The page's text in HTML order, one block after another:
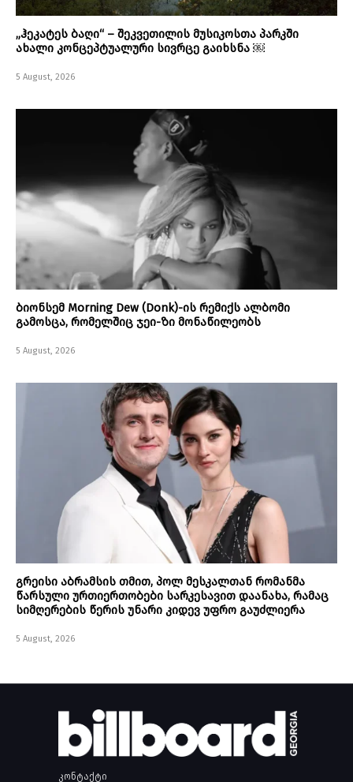
„ჰეკატეს ბაღი“ – შეკვეთილის მუსიკოსთა პარკში
ახალი კონცეპტუალური სივრცე გაიხსნა ￼
5 August, 2026
ბიონსემ Morning Dew (Donk)-ის რემიქს ალბომი
გამოსცა, რომელშიც ჯეი-ზი მონაწილეობს
5 August, 2026
გრეისი აბრამსის თმით, პოლ მესკალთან რომანმა
წარსული ურთიერთობები სარკესავით დაანახა, რამაც
სიმღერების წერის უნარი კიდევ უფრო გაუძლიერა
5 August, 2026
კონტაქტი